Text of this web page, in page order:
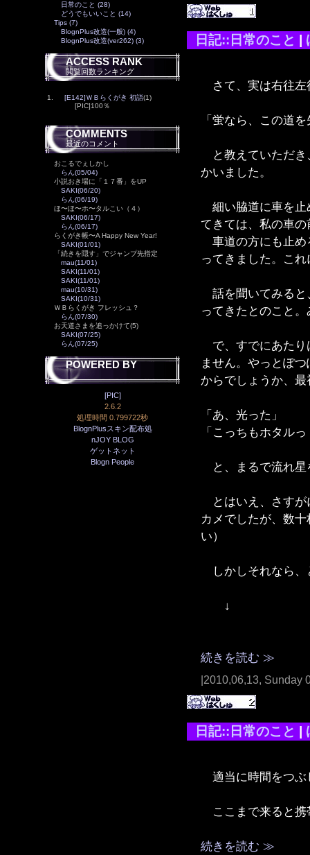
日常のこと (28)
どうでもいいこと (14)
Tips (7)
BlognPlus改造(一般) (4)
BlognPlus改造(ver262) (3)
ACCESS RANK
閲覧回数ランキング
1. [E142]ＷＢらくがき 初詣(1)
[PIC]100％
COMMENTS
最近のコメント
おこるでぇしかし
らん(05/04)
小説おき場に「１７番」をUP
SAKI(06/20)
らん(06/19)
ほ〜ほ〜ホ〜タルこい（４）
SAKI(06/17)
らん(06/17)
らくがき帳〜A Happy New Year!
SAKI(01/01)
「続きを隠す」でジャンプ先指定
mau(11/01)
SAKI(11/01)
SAKI(11/01)
mau(10/31)
SAKI(10/31)
ＷＢらくがき フレッシュ？
らん(07/30)
お天道さまを追っかけて(5)
SAKI(07/25)
らん(07/25)
POWERED BY
[PIC]
2.6.2
処理時間 0.799722秒
BlognPlusスキン配布処
nJOY BLOG
ゲットネット
Blogn People
日記::日常のこと
さて、実は右往左
「蛍なら、この道
と教えていただき
かいました。
細い脇道に車を止
てきては、私の車
車道の方にも止め
ってきました。こ
話を聞いてみると
ってきたとのこと
で、すでにあたり
ません。やっとぽ
からでしょうか、
「あ、光った」
「こっちもホタル
と、まるで流れ星
とはいえ、さすが
カメでしたが、数
い）
しかしそれなら、
↓
続きを読む ≫
|2010,06,13, Sunday
日記::日常のこと |
適当に時間をつぶ
ここまで来ると携
続きを読む ≫